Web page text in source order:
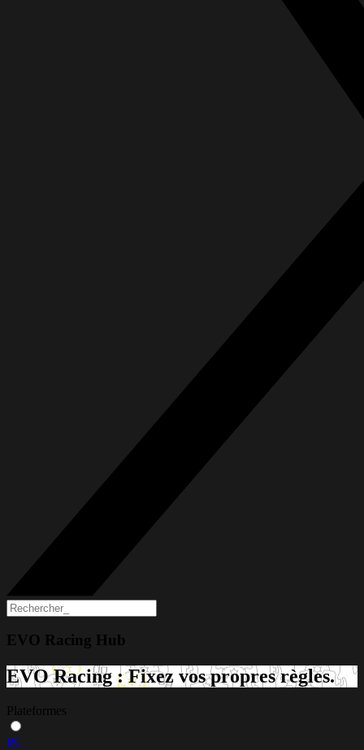
EVO Racing Hub
EVO Racing : Fixez vos propres règles.
Plateformes
PC